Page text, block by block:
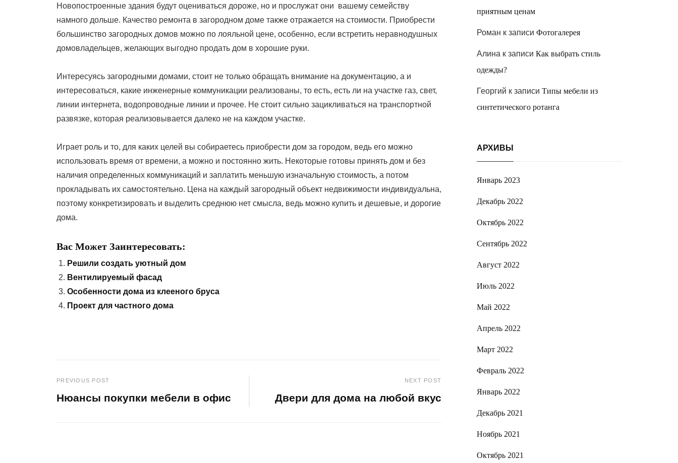
Новопостроенные здания будут оцениваться дороже, но и прослужат они вашему семейству
намного дольше. Качество ремонта в загородном доме также отражается на стоимости. Приобрести
большинство загородных домов можно по лояльной цене, особенно, если встретить неравнодушных
домовладельцев, желающих выгодно продать дом в хорошие руки.
Интересуясь загородными домами, стоит не только обращать внимание на документацию, а и
интересоваться, какие инженерные коммуникации реализованы, то есть, есть ли на участке газ, свет,
линии интернета, водопроводные линии и прочее. Не стоит сильно зацикливаться на транспортной
развязке, которая реализовывается далеко не на каждом участке.
Играет роль и то, для каких целей вы собираетесь приобрести дом за городом, ведь его можно
использовать время от времени, а можно и постоянно жить. Некоторые готовы принять дом и без
наличия определенных коммуникаций и заплатить меньшую изначальную стоимость, а потом
прокладывать их самостоятельно. Цена на каждый загородный объект недвижимости индивидуальна,
поэтому конкретизировать и выделить среднюю нет смысла, ведь можно купить и дешевые, и дорогие
дома.
Вас Может Заинтересовать:
Решили создать уютный дом
Вентилируемый фасад
Особенности дома из клееного бруса
Проект для частного дома
Навигация
PREVIOUS POST
Нюансы покупки мебели в офис
NEXT POST
Двери для дома на любой вкус
приятным ценам
Роман к записи Фотогалерея
Алина к записи Как выбрать стиль
одежды?
Георгий к записи Типы мебели из
синтетического ротанга
АРХИВЫ
Январь 2023
Декабрь 2022
Октябрь 2022
Сентябрь 2022
Август 2022
Июль 2022
Май 2022
Апрель 2022
Март 2022
Февраль 2022
Январь 2022
Декабрь 2021
Ноябрь 2021
Октябрь 2021